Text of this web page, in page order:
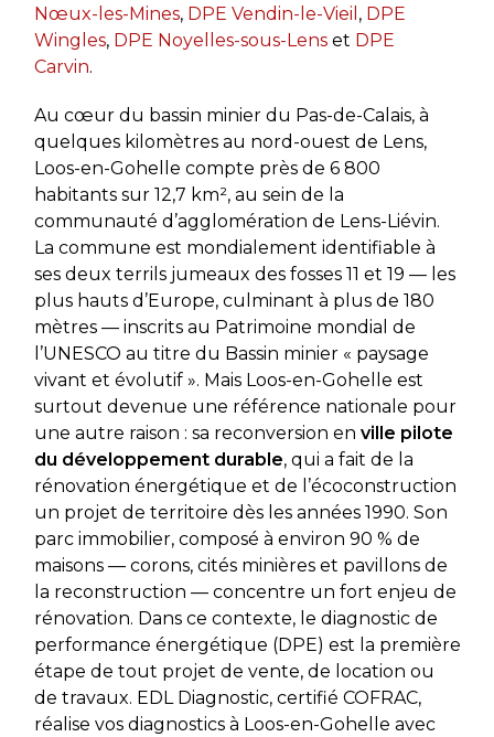
Nœux-les-Mines, DPE Vendin-le-Vieil , DPE
Wingles, DPE Noyelles-sous-Lenset DPE
Carvin.
Au cœur du bassin minier du Pas-de-Calais, à
quelques kilomètres au nord-ouest de Lens,
Loos-en-Gohelle compte près de 6 800
habitants sur 12,7 km², au sein de la
communauté d’agglomération de Lens-Liévin.
La commune est mondialement identifiable à
ses deux terrils jumeaux des fosses 11 et 19 — les
plus hauts d’Europe, culminant à plus de 180
mètres — inscrits au Patrimoine mondial de
l’UNESCO au titre du Bassin minier « paysage
vivant et évolutif ». Mais Loos-en-Gohelle est
surtout devenue une référence nationale pour
une autre raison : sa reconversion en ville pilote
du développement durable, qui a fait de la
rénovation énergétique et de l’écoconstruction
un projet de territoire dès les années 1990. Son
parc immobilier, composé à environ 90 % de
maisons — corons, cités minières et pavillons de
la reconstruction — concentre un fort enjeu de
rénovation. Dans ce contexte, le diagnostic de
performance énergétique (DPE) est la première
étape de tout projet de vente, de location ou
de travaux. EDL Diagnostic, certifié COFRAC,
réalise vos diagnostics à Loos-en-Gohelle avec